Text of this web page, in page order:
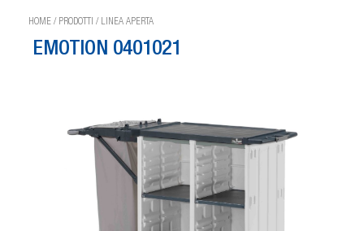
HOME / PRODOTTI / LINEA APERTA
EMOTION 0401021